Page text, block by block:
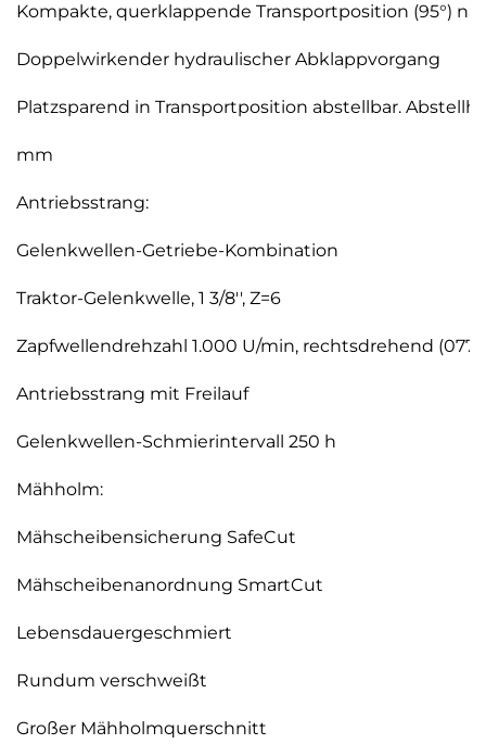
Kompakte, querklappende Transportposition (95°)
Doppelwirkender hydraulischer Abklappvorgang
Platzsparend in Transportposition abstellbar.
mm
Antriebsstrang:
Gelenkwellen-Getriebe-Kombination
Traktor-Gelenkwelle, 1 3/8'', Z=6
Zapfwellendrehzahl 1.000 U/min, rechtsdrehend
Antriebsstrang mit Freilauf
Gelenkwellen-Schmierintervall 250 h
Mähholm:
Mähscheibensicherung SafeCut
Mähscheibenanordnung SmartCut
Lebensdauergeschmiert
Rundum verschweißt
Großer Mähholmquerschnitt